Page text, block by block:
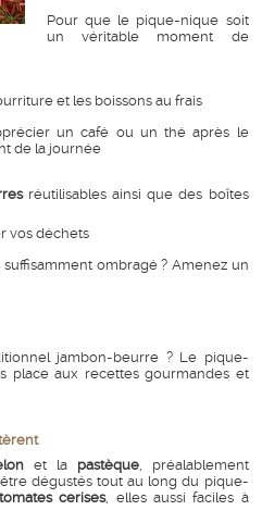
Pour que le pique-nique soit
un véritable moment de
et les boissons au frais
un café ou un thé après le
de la journée
réutilisables ainsi que des boîtes
vos déchets
ombragé ? Amenez un
jambon-beurre ? Le pique-
place aux recettes gourmandes et
et la pastèque, préalablement
dégustés tout au long du pique-
tomates cerises, elles aussi faciles à